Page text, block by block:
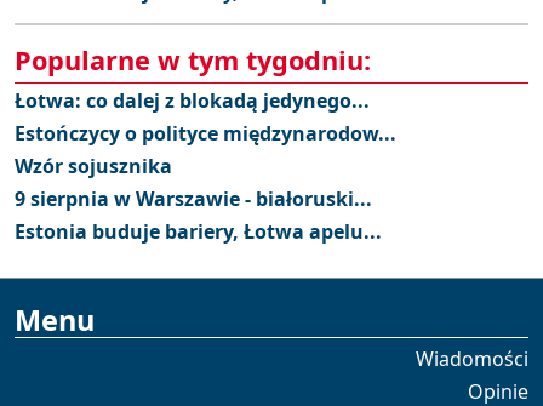
Popularne w tym tygodniu:
Łotwa: co dalej z blokadą jedynego...
Estończycy o polityce międzynarodow...
Wzór sojusznika
9 sierpnia w Warszawie - białoruski...
Estonia buduje bariery, Łotwa apelu...
Menu
Wiadomości
Opinie